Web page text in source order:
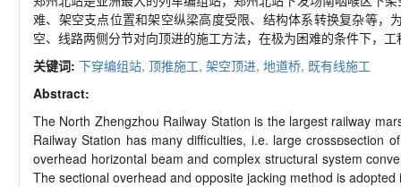
难、架空支点位置和架空纵梁高度受限、结构体系转换复杂等
空、线路两侧分节对向顶进的施工方法，在极为困难的条件下，
关键词: 下穿编组站, 顶推施工, 架空顶进, 地道桥, 既有线施工
Abstract:
The North Zhengzhou Railway Station is the largest railway
Railway Station has many difficulties, i.e. large crosssection
overhead horizontal beam and complex structural system
The sectional overhead and opposite jacking method is adopted